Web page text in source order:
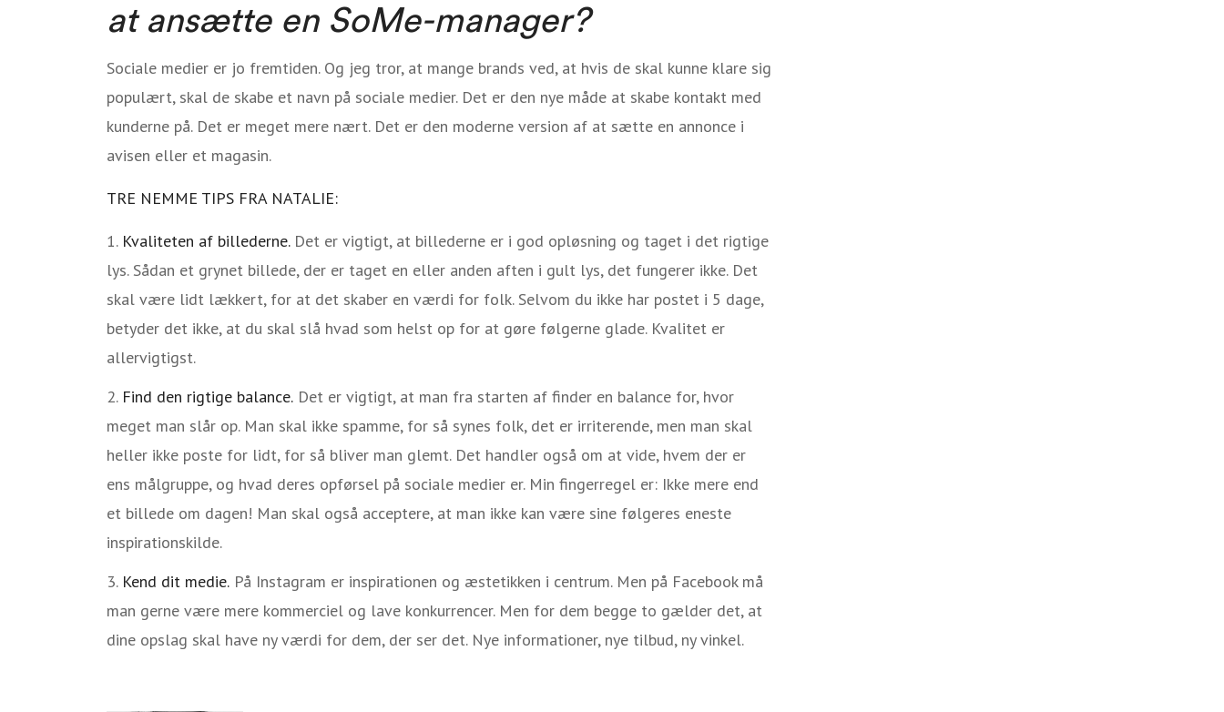
at ansætte en SoMe-manager?
Sociale medier er jo fremtiden. Og jeg tror, at mange brands ved, at hvis de skal kunne klare sig
populært, skal de skabe et navn på sociale medier. Det er den nye måde at skabe kontakt med
kunderne på. Det er meget mere nært. Det er den moderne version af at sætte en annonce i
avisen eller et magasin.
TRE NEMME TIPS FRA NATALIE:
Kvaliteten af billederne. Det er vigtigt, at billederne er i god opløsning og taget i det rigtige
lys. Sådan et grynet billede, der er taget en eller anden aften i gult lys, det fungerer ikke. Det
skal være lidt lækkert, for at det skaber en værdi for folk. Selvom du ikke har postet i 5 dage,
betyder det ikke, at du skal slå hvad som helst op for at gøre følgerne glade. Kvalitet er
allervigtigst.
Find den rigtige balance. Det er vigtigt, at man fra starten af finder en balance for, hvor
meget man slår op. Man skal ikke spamme, for så synes folk, det er irriterende, men man skal
heller ikke poste for lidt, for så bliver man glemt. Det handler også om at vide, hvem der er
ens målgruppe, og hvad deres opførsel på sociale medier er. Min fingerregel er: Ikke mere end
et billede om dagen! Man skal også acceptere, at man ikke kan være sine følgeres eneste
inspirationskilde.
Kend dit medie. På Instagram er inspirationen og æstetikken i centrum. Men på Facebook må
man gerne være mere kommerciel og lave konkurrencer. Men for dem begge to gælder det, at
dine opslag skal have ny værdi for dem, der ser det. Nye informationer, nye tilbud, ny vinkel.